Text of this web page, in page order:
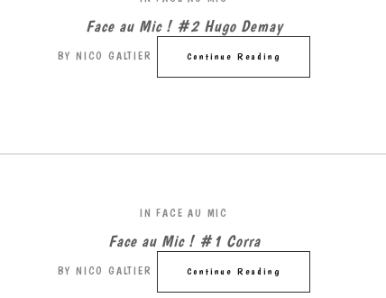
Face au Mic ! #2 Hugo Demay
BY NICO GALTIER Continue Reading
IN FACE AU MIC
Face au Mic ! #1 Corra
BY NICO GALTIER Continue Reading